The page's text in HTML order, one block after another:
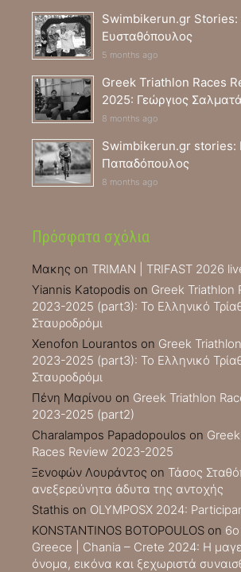
Swimbikerun.gr Stories:
Ευσταθόπουλος
5 months ago
Greek Triathlon Races
2025: Γεώργιος
8 months ago
Swimbikerun.gr stories:
Παπαδόπουλος
8 months ago
Πρόσφατα σχόλια
Μακης on TRIMAN | TRIFAST 2026
Yiannis Katopodis on Greek Triathlon
2023-2025 (part3): Το Ελληνικό
Σταυροδρόμι
Xenofon Lourantos on Greek
2023-2025 (part3): Το Ελληνικό
Σταυροδρόμι
Πένη Μαρίνου on Greek Triathlon
2023-2025 (part2)
Charalampos Papadopoulos on
Races Review 2023-2025
Ξενοφών Λουράντος on Τάσος
ανεξερεύνητα άδυτα της αντοχής
Stathis on OLYMPOSX 2024:
KONSTANTINOS BOTOPOULOS on
Greece | Chania – Crete 2024: Η
όνομα, εικόνα και ξεχωριστά